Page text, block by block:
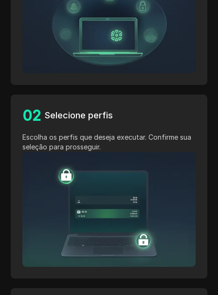
02 Selecione perfis
Escolha os perfis que deseja executar. Confirme sua
seleção para prosseguir.